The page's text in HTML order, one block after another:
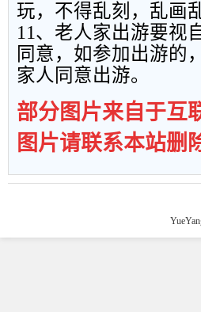
玩，不得乱刻，乱画
11、老人家出游要视
同意，如参加出游的
家人同意出游。
部分图片来自于互
图片请联系本站删